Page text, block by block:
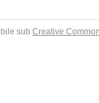
sub Creative